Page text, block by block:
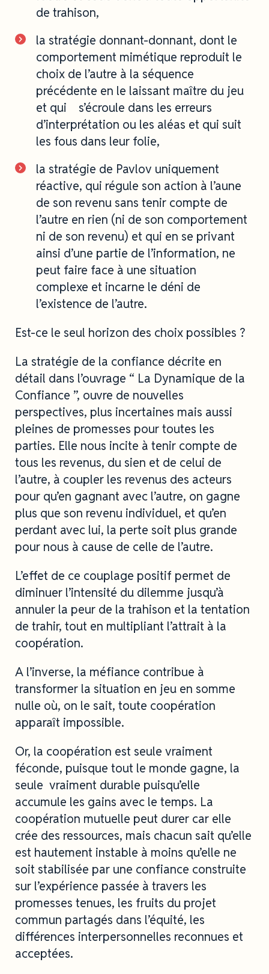
de trahison,
la stratégie donnant-donnant, dont le
comportement mimétique reproduit le
choix de l’autre à la séquence
précédente en le laissant maître du jeu
et qui s’écroule dans les erreurs
d’interprétation ou les aléas et qui suit
les fous dans leur folie,
la stratégie de Pavlov uniquement
réactive, qui régule son action à l’aune
de son revenu sans tenir compte de
l’autre en rien (ni de son comportement
ni de son revenu) et qui en se privant
ainsi d’une partie de l’information, ne
peut faire face à une situation
complexe et incarne le déni de
l’existence de l’autre.
Est-ce le seul horizon des choix possibles ?
La stratégie de la confiance décrite en
détail dans l’ouvrage “ La Dynamique de la
Confiance ”, ouvre de nouvelles
perspectives, plus incertaines mais aussi
pleines de promesses pour toutes les
parties. Elle nous incite à tenir compte de
tous les revenus, du sien et de celui de
l’autre, à coupler les revenus des acteurs
pour qu’en gagnant avec l’autre, on gagne
plus que son revenu individuel, et qu’en
perdant avec lui, la perte soit plus grande
pour nous à cause de celle de l’autre.
L’effet de ce couplage positif permet de
diminuer l’intensité du dilemme jusqu’à
annuler la peur de la trahison et la tentation
de trahir, tout en multipliant l’attrait à la
coopération.
A l’inverse, la méfiance contribue à
transformer la situation en jeu en somme
nulle où, on le sait, toute coopération
apparaît impossible.
Or, la coopération est seule vraiment
féconde, puisque tout le monde gagne, la
seule vraiment durable puisqu’elle
accumule les gains avec le temps. La
coopération mutuelle peut durer car elle
crée des ressources, mais chacun sait qu’elle
est hautement instable à moins qu’elle ne
soit stabilisée par une confiance construite
sur l’expérience passée à travers les
promesses tenues, les fruits du projet
commun partagés dans l’équité, les
différences interpersonnelles reconnues et
acceptées.